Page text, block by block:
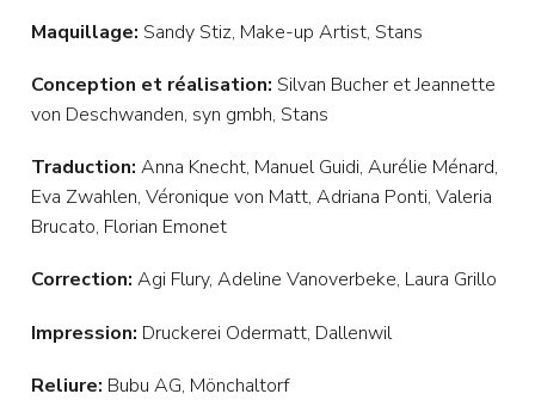
Maquillage: Sandy Stiz, Make-up Artist, Stans
Conception et réalisation: Silvan Bucher et Jeannette
von Deschwanden, syn gmbh, Stans
Traduction: Anna Knecht, Manuel Guidi, Aurélie Ménard,
Eva Zwahlen, Véronique von Matt, Adriana Ponti, Valeria
Brucato, Florian Emonet
Correction: Agi Flury, Adeline Vanoverbeke, Laura Grillo
Impression: Druckerei Odermatt, Dallenwil
Reliure: Bubu AG, Mönchaltorf